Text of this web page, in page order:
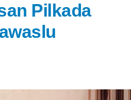
Pilkada